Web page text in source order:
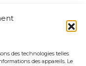
des technologies telles
des appareils. Le